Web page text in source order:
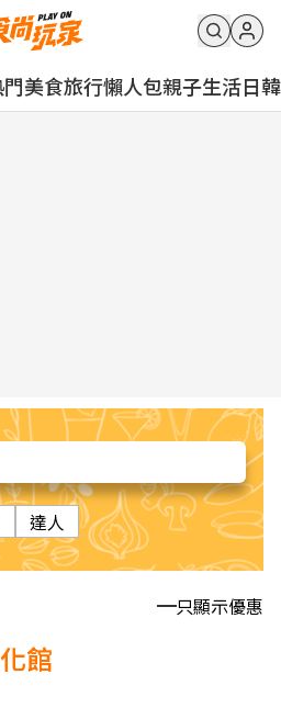
美食旅行懶人包親子生活日韓
達人
只顯示優惠
館